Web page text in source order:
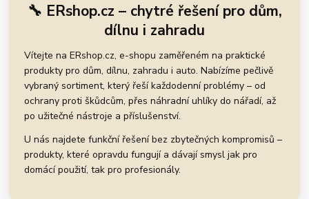
🔧 ERshop.cz – chytré řešení pro dům,
dílnu i zahradu
Vítejte na ERshop.cz, e-shopu zaměřeném na praktické
produkty pro dům, dílnu, zahradu i auto. Nabízíme pečlivě
vybraný sortiment, který řeší každodenní problémy – od
ochrany proti škůdcům, přes náhradní uhlíky do nářadí, až
po užitečné nástroje a příslušenství.
U nás najdete funkční řešení bez zbytečných kompromisů –
produkty, které opravdu fungují a dávají smysl jak pro
domácí použití, tak pro profesionály.